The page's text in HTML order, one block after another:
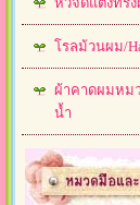
โรลม้วนผม/
ผ้าคาดผมหม
น้ำ